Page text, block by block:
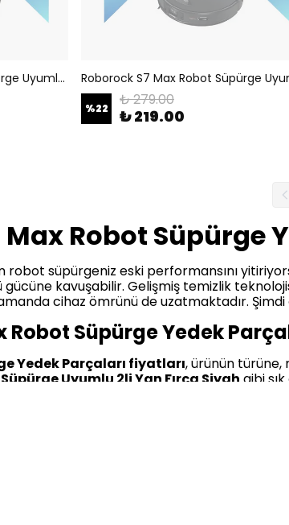
Roborock S7 Max Robot Süpürge Uyumlu 2li Yan Fırça Siyah
%22 ₺ 279.00
₺ 219.00
Max Robot Süpürge
robot süpürgeniz eski performansını
gücüne kavuşabilir. Gelişmiş temizlik
cihaz ömrünü de uzatmaktadır.
Robot Süpürge Yedek
Yedek Parçaları fiyatları, ürünün türüne,
Uyumlu 2li Yan Fırça Siyah gibi
Yedek Parçaları